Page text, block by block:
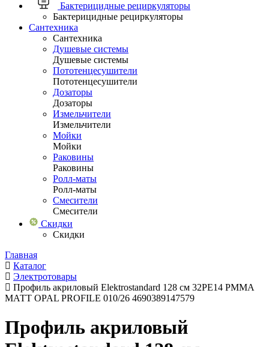
Бактерицидные рециркуляторы
Бактерицидные рециркуляторы
Сантехника
Сантехника
Душевые системы
Душевые системы
Пототенцесушители
Пототенцесушители
Дозаторы
Дозаторы
Измельчители
Измельчители
Мойки
Мойки
Раковины
Раковины
Ролл-маты
Ролл-маты
Смесители
Смесители
Скидки
Скидки
Главная
Каталог
Электротовары
Профиль акриловый Elektrostandard 128 см 32РЕ14 РММА
МАТТ OPAL PROFILE 010/26 4690389147579
Профиль акриловый